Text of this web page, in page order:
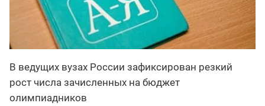
В ведущих вузах России зафиксирован резкий
рост числа зачисленных на бюджет
олимпиадников